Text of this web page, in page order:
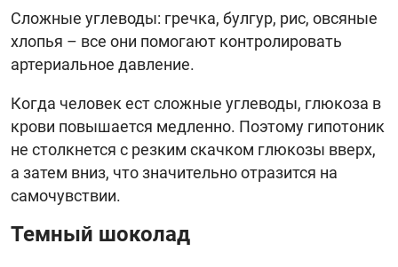
Сложные углеводы: гречка, булгур, рис, овсяные
хлопья – все они помогают контролировать
артериальное давление.
Когда человек ест сложные углеводы, глюкоза в
крови повышается медленно. Поэтому гипотоник
не столкнется с резким скачком глюкозы вверх,
а затем вниз, что значительно отразится на
самочувствии.
Темный шоколад